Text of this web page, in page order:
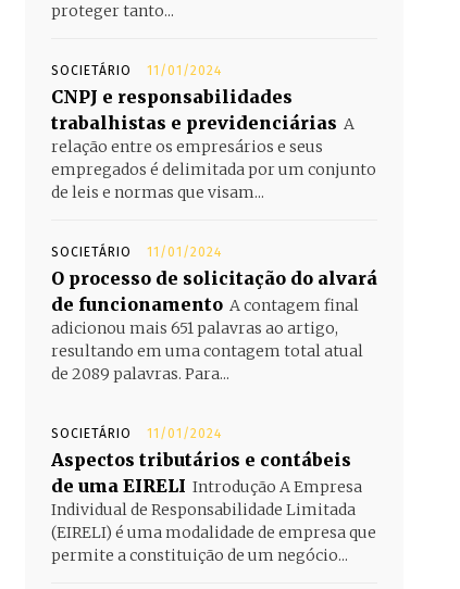
proteger tanto...
SOCIETÁRIO 11/01/2024
CNPJ e responsabilidades
trabalhistas e previdenciárias A
relação entre os empresários e seus
empregados é delimitada por um conjunto
de leis e normas que visam...
SOCIETÁRIO 11/01/2024
O processo de solicitação do alvará
de funcionamento A contagem final
adicionou mais 651 palavras ao artigo,
resultando em uma contagem total atual
de 2089 palavras. Para...
SOCIETÁRIO 11/01/2024
Aspectos tributários e contábeis
de uma EIRELI Introdução A Empresa
Individual de Responsabilidade Limitada
(EIRELI) é uma modalidade de empresa que
permite a constituição de um negócio...